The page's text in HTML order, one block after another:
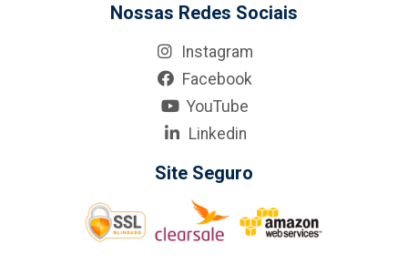
Nossas Redes Sociais
Instagram
Facebook
YouTube
Linkedin
Site Seguro